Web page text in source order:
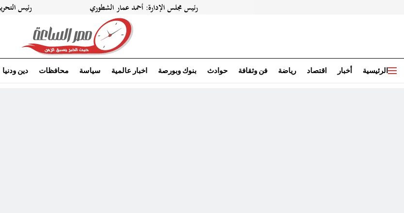
الرئيسية أخبار اقتصاد رياضة فن وثقافة حوادث بنوك وبورصة اخبار عالمية سياسة محافظات دين ودنيا